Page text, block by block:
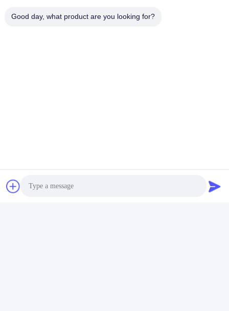
Good day, what product are you looking for?